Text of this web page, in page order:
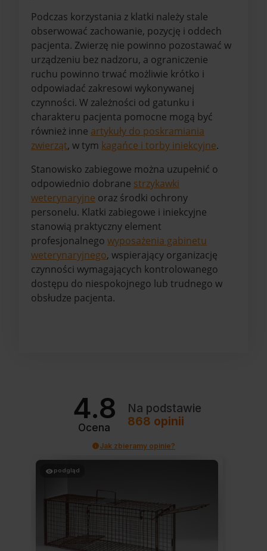
Podczas korzystania z klatki należy stale
obserwować zachowanie, pozycję i oddech
pacjenta. Zwierzę nie powinno pozostawać w
urządzeniu bez nadzoru, a ograniczenie
ruchu powinno trwać możliwie krótko i
odpowiadać zakresowi wykonywanej
czynności. W zależności od gatunku i
charakteru pacjenta pomocne mogą być
również inne artykuły do poskramiania
zwierząt, w tym kagańce i torby iniekcyjne.
Stanowisko zabiegowe można uzupełnić o
odpowiednio dobrane strzykawki
weterynaryjne oraz środki ochrony
personelu. Klatki zabiegowe i iniekcyjne
stanowią praktyczny element
profesjonalnego wyposażenia gabinetu
weterynaryjnego, wspierający organizację
czynności wymagających kontrolowanego
dostępu do niespokojnego lub trudnego w
obsłudze pacjenta.
4.8
Ocena
Na podstawie
868 opinii
Jak zbieramy opinie?
podgląd